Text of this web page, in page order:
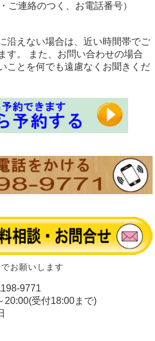
ご連絡のつく、お電話番号）
沿えない場合は、近い時間帯でご
す。 また、お問い合わせの場合
ことを何でも遠慮なくお聞きくだ
お願いします
9771
20:00(受付18:00まで)